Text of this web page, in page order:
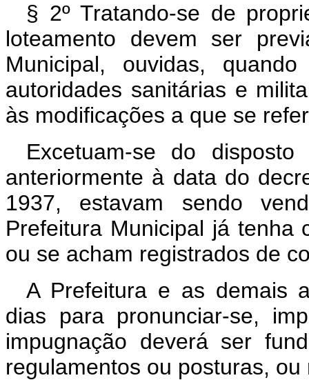
§ 2º Tratando-se de
loteamento devem ser
Municipal, ouvidas,
autoridades sanitárias e
às modificações a que se
Excetuam-se do
anteriormente à data do
1937, estavam sendo
Prefeitura Municipal já tenha
ou se acham registrados de
A Prefeitura e as demais
dias para pronunciar-se,
impugnação deverá ser
regulamentos ou posturas,